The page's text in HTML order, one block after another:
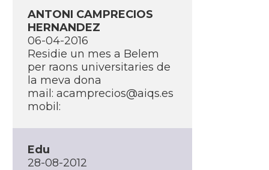
ANTONI CAMPRECIOS
HERNANDEZ
06-04-2016
Residie un mes a Belem
per raons universitaries de
la meva dona
mail: acamprecios@aiqs.es
mobil:
Edu
28-08-2012